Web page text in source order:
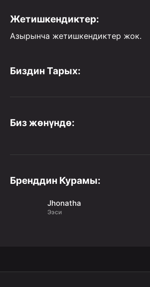
Жетишкендиктер:
Азырынча жетишкендиктер жок.
Биздин Тарых:
Биз жөнүндө:
Бренддин Курамы:
Jhonatha
Ээси